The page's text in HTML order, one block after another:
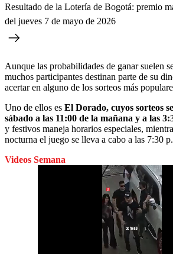
Resultado de la Lotería de Bogotá: premio
del jueves 7 de mayo de 2026
Aunque las probabilidades de ganar suelen
muchos participantes destinan parte de su
acertar en alguno de los sorteos más
Uno de ellos es El Dorado, cuyos sorteos
sábado a las 11:00 de la mañana y a las
y festivos maneja horarios especiales,
nocturna el juego se lleva a cabo a las 7:30
Videos Semana